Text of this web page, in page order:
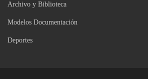
Archivo y Biblioteca
Modelos Documentación
Deportes